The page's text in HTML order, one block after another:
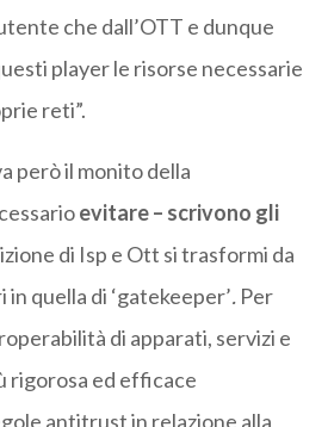
che dall’OTT e dunque
player le risorse necessarie
reti”.
però il monito della
evitare – scrivono gli
di Isp e Ott si trasformi da
quella di ‘gatekeeper’. Per
di apparati, servizi e
rigorosa ed efficace
antitrust in relazione alla